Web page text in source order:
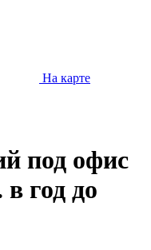
На карте
под офис
год до